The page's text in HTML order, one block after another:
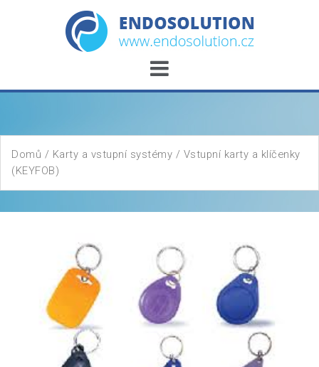
Domů / Karty a vstupní systémy / Vstupní karty a klíčenky
(KEYFOB)